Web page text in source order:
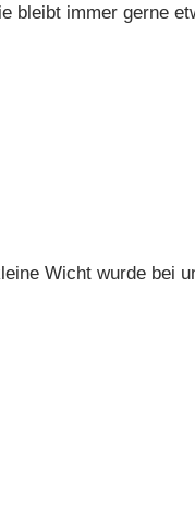
bleibt immer gerne
Wicht wurde bei